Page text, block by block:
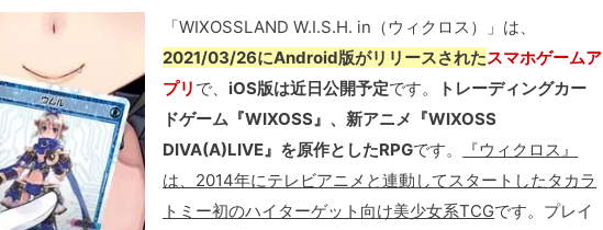
「WIXOSSLAND W.I.S.H. in（ウィクロス）」は、
2021/03/26にAndroid版がリリースされたスマホゲームア
プリ で、 iOS版は近日公開予定です。
トレーディングカー
ドゲーム『WIXOSS』、新アニメ『WIXOSS
DIVA(A)LIVE』を原作としたRPGです。
『ウィクロス』
は、2014年にテレビアニメと連動してスタートしたタカラ
トミー初のハイターゲット向け美少女系TCGです。プレイ